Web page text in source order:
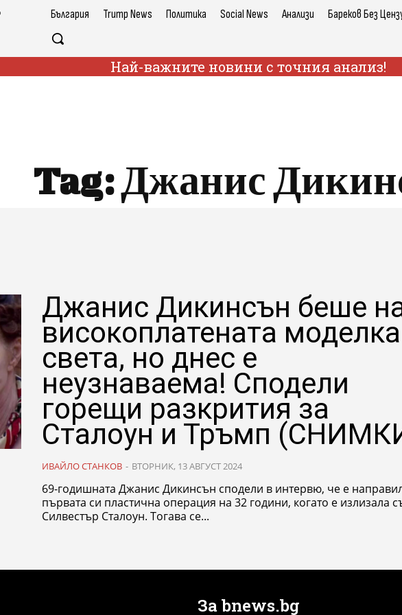
България Trump News Политика Social News Анализи Бареков Без
Най-важните новини с точния анализ!
Tag:Джанис
Джанис Дикинсън беше
високоплатената
света, но днес е
неузнаваема! Сподели
горещи разкрития за
Сталоун и Тръмп
ИВАЙЛО СТАНКОВ - ВТОРНИК, 13 АВГУСТ 2024
69-годишната Джанис Дикинсън сподели в интервю, че е
първата си пластична операция на 32 години, когато е излизала
Силвестър Сталоун. Тогава се...
За bnews.bg